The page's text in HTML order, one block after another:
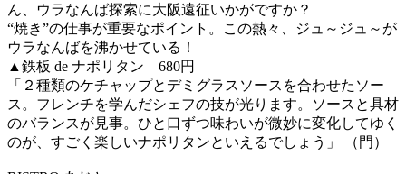
ん、ウラなんば探索に大阪遠征いかがですか？
“焼き”の仕事が重要なポイント。この熱々、ジュ～ジュ～が
ウラなんばを沸かせている！
▲鉄板 de ナポリタン 680円
「２種類のケチャップとデミグラスソースを合わせたソー
ス。フレンチを学んだシェフの技が光ります。ソースと具材
のバランスが見事。ひと口ずつ味わいが微妙に変化してゆく
のが、すごく楽しいナポリタンといえるでしょう」 （門）